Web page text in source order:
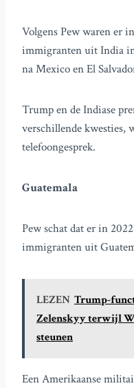
Volgens Pew waren er
immigranten uit India
na Mexico en El
Trump en de Indiase
verschillende kwesties,
telefoongesprek.
Guatemala
Pew schat dat er in
immigranten uit
LEZEN Trump-
Zelenskyy terwijl
steunen
Een Amerikaanse